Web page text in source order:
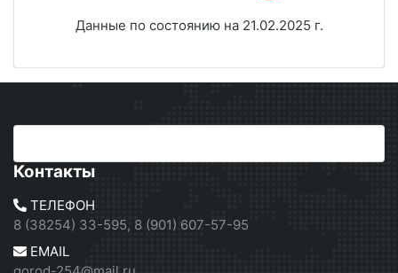
Данные по состоянию на 21.02.2025 г.
Контакты
ТЕЛЕФОН
8 (38254) 33-595, 8 (901) 607-57-95
EMAIL